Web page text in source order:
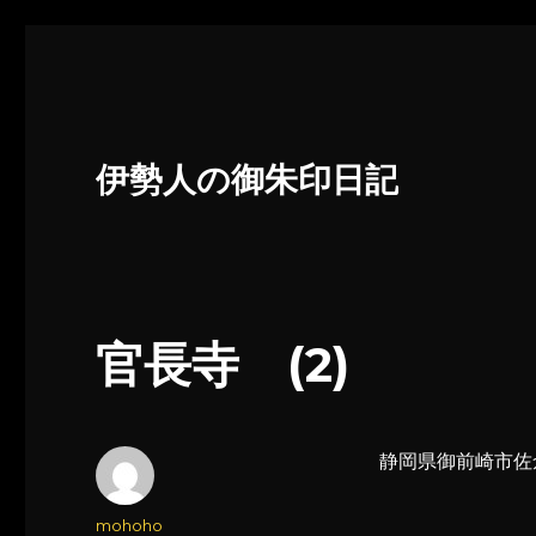
伊勢人の御朱印日記
官長寺 (2)
静岡県御前崎市
投
mohoho